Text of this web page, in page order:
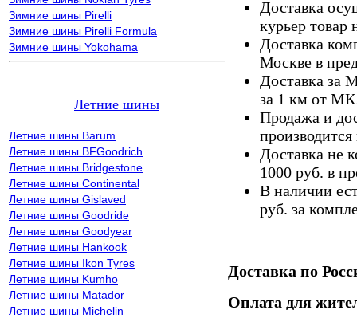
Зимние шины Pirelli
Зимние шины Pirelli Formula
Зимние шины Yokohama
Летние шины
Летние шины Barum
Летние шины BFGoodrich
Летние шины Bridgestone
Летние шины Continental
Летние шины Gislaved
Летние шины Goodride
Летние шины Goodyear
Летние шины Hankook
Летние шины Ikon Tyres
Летние шины Kumho
Летние шины Matador
Летние шины Michelin
Доставка
курьер товар
Доставка
Москве в
Доставка за
за 1 км от
Продажа и
Доставка не
1000 руб. в
В наличии
руб. за
Доставка по
Оплата для